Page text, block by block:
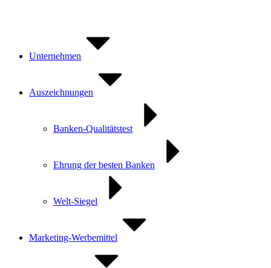
Unternehmen
Auszeichnungen
Banken-Qualitätstest
Ehrung der besten Banken
Welt-Siegel
Marketing-Werbemittel